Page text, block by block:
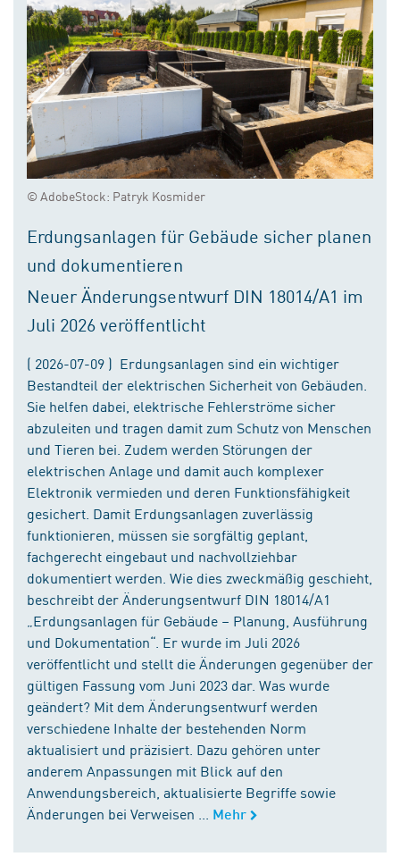
© AdobeStock: Patryk Kosmider
Erdungsanlagen für Gebäude sicher planen
und dokumentieren
Neuer Änderungsentwurf DIN 18014/A1 im
Juli 2026 veröffentlicht
( 2026-07-09 ) Erdungsanlagen sind ein wichtiger
Bestandteil der elektrischen Sicherheit von Gebäuden.
Sie helfen dabei, elektrische Fehlerströme sicher
abzuleiten und tragen damit zum Schutz von Menschen
und Tieren bei. Zudem werden Störungen der
elektrischen Anlage und damit auch komplexer
Elektronik vermieden und deren Funktionsfähigkeit
gesichert. Damit Erdungsanlagen zuverlässig
funktionieren, müssen sie sorgfältig geplant,
fachgerecht eingebaut und nachvollziehbar
dokumentiert werden. Wie dies zweckmäßig geschieht,
beschreibt der Änderungsentwurf DIN 18014/A1
„Erdungsanlagen für Gebäude – Planung, Ausführung
und Dokumentation“. Er wurde im Juli 2026
veröffentlicht und stellt die Änderungen gegenüber der
gültigen Fassung vom Juni 2023 dar. Was wurde
geändert? Mit dem Änderungsentwurf werden
verschiedene Inhalte der bestehenden Norm
aktualisiert und präzisiert. Dazu gehören unter
anderem Anpassungen mit Blick auf den
Anwendungsbereich, aktualisierte Begriffe sowie
Änderungen bei Verweisen ...
Mehr